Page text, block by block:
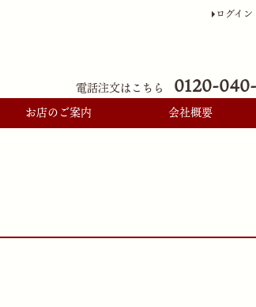
ログイン
電話注文はこちら 0120-
お店のご案内 会社概要